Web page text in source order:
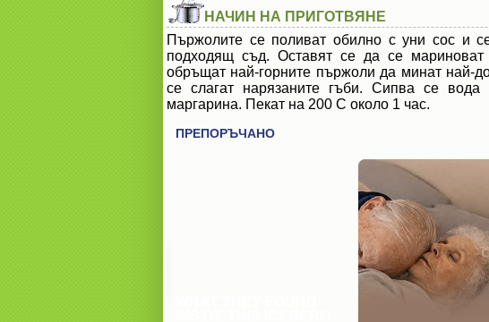
НАЧИН НА ПРИГОТВЯНЕ
Пържолите се поливат обилно с уни сос и
подходящ съд. Оставят се да се
обръщат най-горните пържоли да минат най-
се слагат нарязаните гъби. Сипва се
маргарина. Пекат на 200 С около 1 час.